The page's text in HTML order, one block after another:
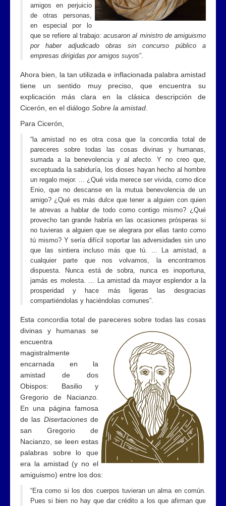
amigos en perjuicio
de otras personas,
en especial por lo
que se refiere al trabajo:acusaron al ministro de amiguismo
por haber adjudicado obras sin concurso público a
empresas dirigidas por amigos suyos”.
Ahora bien, la tan utilizada e inflacionada palabra amistad
tiene un sentido muy preciso, que encuentra su
explicación más clara en la clásica descripción de
Cicerón, en el diálogo Sobre la amistad.
Para Cicerón,
“la amistad no es otra cosa que la concordia total de
pareceres sobre todas las cosas divinas y humanas,
sumada a la benevolencia y al afecto. Y no creo que,
exceptuada la sabiduría, los dioses hayan hecho al hombre
un regalo mejor. ... ¿Qué vida merece ser vivida, como dice
Enio, que no descanse en la mutua benevolencia de un
amigo? ¿Qué es más dulce que tener a alguien con quien
te atrevas a hablar de todo como contigo mismo? ¿Qué
provecho tan grande habría en las ocasiones prósperas si
no tuvieras a alguien que se alegrara por ellas tanto como
tú mismo? Y sería difícil soportar las adversidades sin uno
que las sintiera incluso más que tú. ... La amistad, a
cualquier parte que nos volvamos, la encontramos
dispuesta. Nunca está de sobra, nunca es inoportuna,
jamás es molesta. ... La amistad da mayor esplendor a la
prosperidad y hace más ligeras las desgracias
compartiéndolas y haciéndolas comunes”.
Esta concordia total de pareceres sobre todas las cosas
divinas y humanas se
encuentra
magistralmente
encarnada en la
amistad de dos
Obispos: Basilio y
Gregorio de Nacianzo.
En una página famosa
de las Disertacionesde
san Gregorio de
Nacianzo, se leen estas
palabras sobre lo que
era la amistad (y no el
amiguismo) entre los dos:
“Era como si los dos cuerpos tuvieran un alma en común.
Pues si bien no hay que dar crédito a los que afirman que